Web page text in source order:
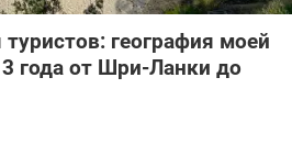
география моей
года от Шри-Ланки до